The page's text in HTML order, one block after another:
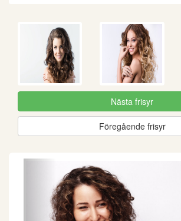
Nästa frisyr
Föregående frisyr
Föregående